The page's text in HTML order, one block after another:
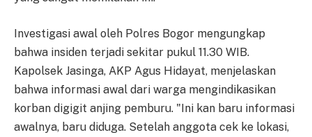
Investigasi awal oleh Polres Bogor mengungkap
bahwa insiden terjadi sekitar pukul 11.30 WIB.
Kapolsek Jasinga, AKP Agus Hidayat, menjelaskan
bahwa informasi awal dari warga mengindikasikan
korban digigit anjing pemburu. "Ini kan baru informasi
awalnya, baru diduga. Setelah anggota cek ke lokasi,